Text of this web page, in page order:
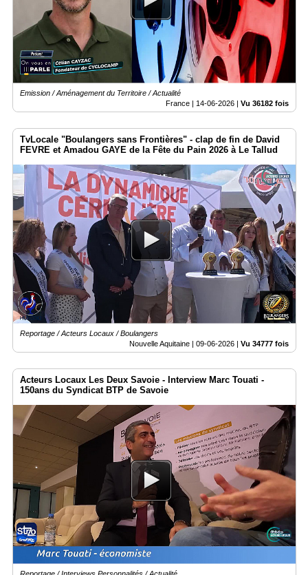
Emission / Aménagement du Territoire / Actualité
France | 14-06-2026 | Vu 36182 fois
TvLocale "Boulangers sans Frontières" - clap de fin de David
FEVRE et Amadou GAYE de la Fête du Pain 2026 à Le Tallud
Reportage / Acteurs Locaux / Boulangers
Nouvelle Aquitaine | 09-06-2026 | Vu 34777 fois
Acteurs Locaux Les Deux Savoie - Interview Marc Touati -
150ans du Syndicat BTP de Savoie